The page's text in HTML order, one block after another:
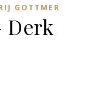
GOTTMER
Derk